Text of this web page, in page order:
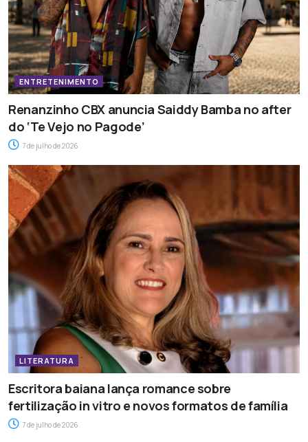
ENTRETENIMENTO
Renanzinho CBX anuncia Saiddy Bamba no after
do ‘Te Vejo no Pagode’
7 de julho de 2026
LITERATURA
Escritora baiana lança romance sobre
fertilização in vitro e novos formatos de família
7 de julho de 2026